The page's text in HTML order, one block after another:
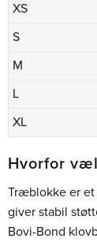
XS
S
M
L
XL
Hvorfor
Træblokke er
giver stabil
Bovi-Bond